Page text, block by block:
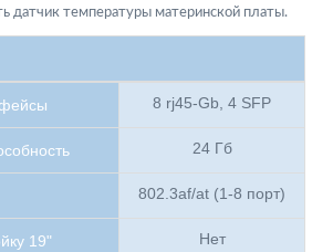
датчик температуры материнской платы.
8 rj45-Gb, 4 SFP
24 Гб
802.3af/at (1-8 порт)
19" Нет